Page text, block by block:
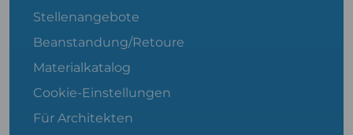
Stellenangebote
Beanstandung/Retoure
Materialkatalog
Cookie-Einstellungen
Für Architekten